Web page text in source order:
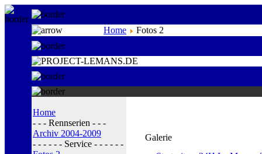
Home Fotos 2
Home
- - - Rennserien - - -
Archiv 2004-2009
- - - - - - Service - - - - - -
Galerie